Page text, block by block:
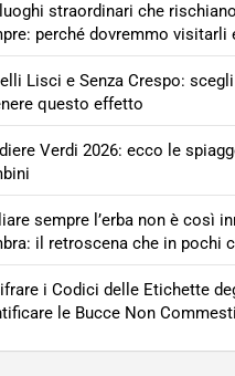
straordinari che
perché dovremmo visitarli
Lisci e Senza Crespo:
questo effetto
Verdi 2026: ecco le
sempre l’erba non è così
il retroscena che in pochi
i Codici delle Etichette
le Bucce Non